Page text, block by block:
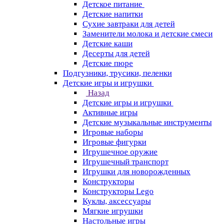
Детское питание
Детские напитки
Сухие завтраки для детей
Заменители молока и детские смеси
Детские каши
Десерты для детей
Детские пюре
Подгузники, трусики, пеленки
Детские игры и игрушки
Назад
Детские игры и игрушки
Активные игры
Детские музыкальные инструменты
Игровые наборы
Игровые фигурки
Игрушечное оружие
Игрушечный транспорт
Игрушки для новорожденных
Конструкторы
Конструкторы Lego
Куклы, аксессуары
Мягкие игрушки
Настольные игры